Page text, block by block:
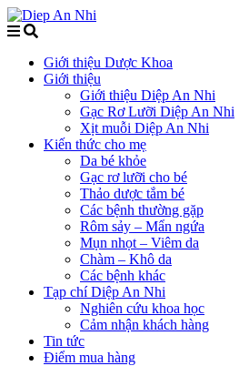
Giới thiệu Dược Khoa
Giới thiệu
Giới thiệu Diệp An Nhi
Gạc Rơ Lưỡi Diệp An Nhi
Xịt muỗi Diệp An Nhi
Kiến thức cho mẹ
Da bé khỏe
Gạc rơ lưỡi cho bé
Thảo dược tắm bé
Các bệnh thường gặp
Rôm sảy – Mẩn ngứa
Mụn nhọt – Viêm da
Chàm – Khô da
Các bệnh khác
Tạp chí Diệp An Nhi
Nghiên cứu khoa học
Cảm nhận khách hàng
Tin tức
Điểm mua hàng